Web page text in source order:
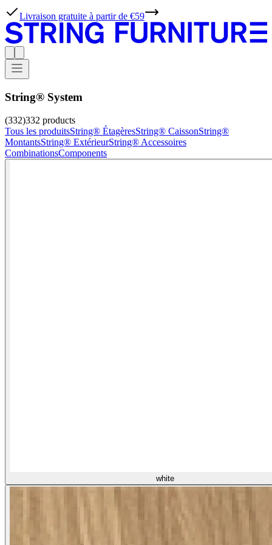
Livraison gratuite à partir de €59
String® System
(332)332 products
Tous les produitsString® ÉtagèresString® CaissonString®
MontantsString® ExtérieurString® Accessoires
CombinationsComponents
white